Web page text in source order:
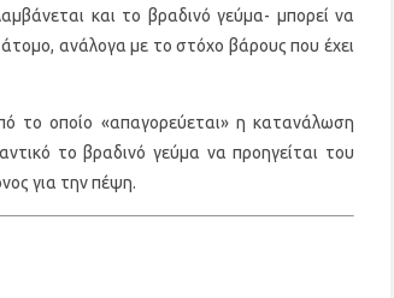
και το βραδινό γεύμα- μπορεί να
ανάλογα με το στόχο βάρους που έχει
το οποίο «απαγορεύεται» η κατανάλωση
το βραδινό γεύμα να προηγείται του
για την πέψη.
5 γρήγορα και υγιεινά σνακ